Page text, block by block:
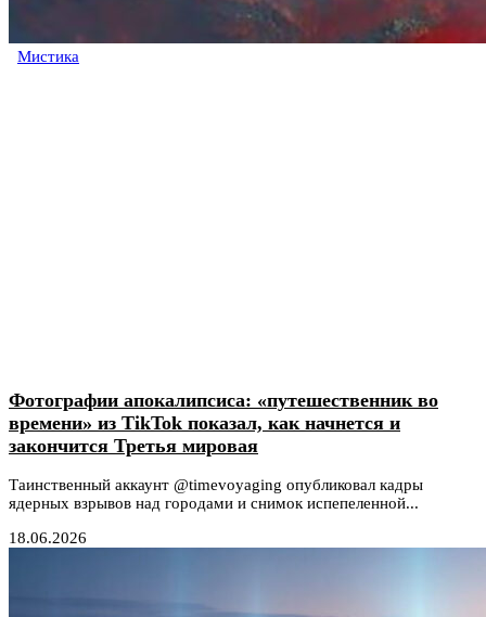
Мистика
Фотографии апокалипсиса: «путешественник во
времени» из TikTok показал, как начнется и
закончится Третья мировая
Таинственный аккаунт @timevoyaging опубликовал кадры
ядерных взрывов над городами и снимок испепеленной...
18.06.2026